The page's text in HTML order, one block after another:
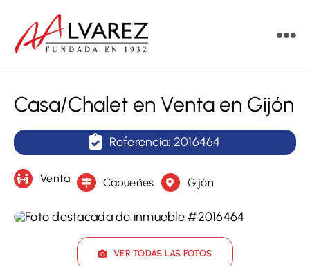
contenido
Compra
Alquila
Casa/Chalet en Venta en Gijón
Referencia: 2016464
Venta Cabueñes Gijón
VER TODAS LAS FOTOS